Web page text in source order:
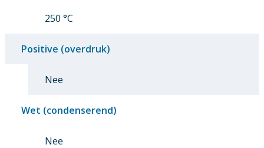
250 °C
Positive (overdruk)
Nee
Wet (condenserend)
Nee